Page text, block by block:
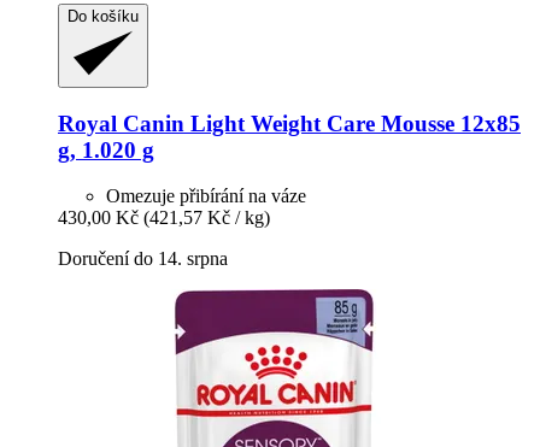
Do košíku
Royal Canin Light Weight Care Mousse 12x85
g, 1.020 g
Omezuje přibírání na váze
430,00 Kč (421,57 Kč / kg)
Doručení do 14. srpna